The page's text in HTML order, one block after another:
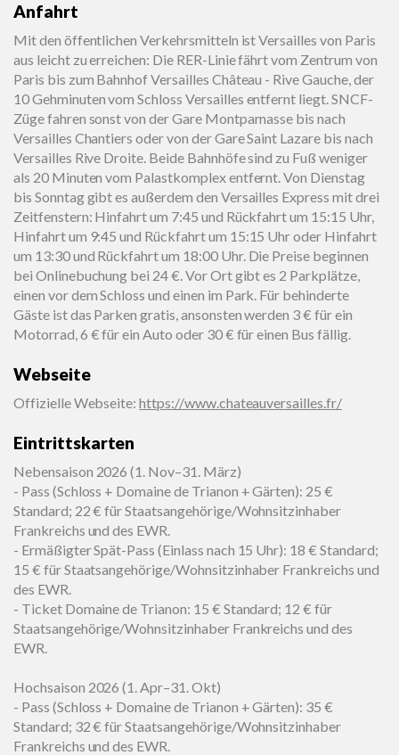
Anfahrt
Mit den öffentlichen Verkehrsmitteln ist Versailles von Paris
aus leicht zu erreichen: Die RER-Linie fährt vom Zentrum von
Paris bis zum Bahnhof Versailles Château - Rive Gauche, der
10 Gehminuten vom Schloss Versailles entfernt liegt. SNCF-
Züge fahren sonst von der Gare Montparnasse bis nach
Versailles Chantiers oder von der Gare Saint Lazare bis nach
Versailles Rive Droite. Beide Bahnhöfe sind zu Fuß weniger
als 20 Minuten vom Palastkomplex entfernt. Von Dienstag
bis Sonntag gibt es außerdem den Versailles Express mit drei
Zeitfenstern: Hinfahrt um 7:45 und Rückfahrt um 15:15 Uhr,
Hinfahrt um 9:45 und Rückfahrt um 15:15 Uhr oder Hinfahrt
um 13:30 und Rückfahrt um 18:00 Uhr. Die Preise beginnen
bei Onlinebuchung bei 24 €. Vor Ort gibt es 2 Parkplätze,
einen vor dem Schloss und einen im Park. Für behinderte
Gäste ist das Parken gratis, ansonsten werden 3 € für ein
Motorrad, 6 € für ein Auto oder 30 € für einen Bus fällig.
Webseite
Offizielle Webseite:https://www.chateauversailles.fr/
Eintrittskarten
Nebensaison 2026 (1. Nov–31. März)
- Pass (Schloss + Domaine de Trianon + Gärten): 25 €
Standard; 22 € für Staatsangehörige/Wohnsitzinhaber
Frankreichs und des EWR.
- Ermäßigter Spät-Pass (Einlass nach 15 Uhr): 18 € Standard;
15 € für Staatsangehörige/Wohnsitzinhaber Frankreichs und
des EWR.
- Ticket Domaine de Trianon: 15 € Standard; 12 € für
Staatsangehörige/Wohnsitzinhaber Frankreichs und des
EWR.
Hochsaison 2026 (1. Apr–31. Okt)
- Pass (Schloss + Domaine de Trianon + Gärten): 35 €
Standard; 32 € für Staatsangehörige/Wohnsitzinhaber
Frankreichs und des EWR.